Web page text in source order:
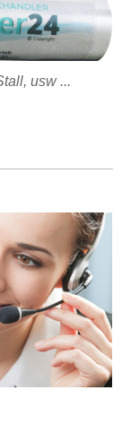
usw ...